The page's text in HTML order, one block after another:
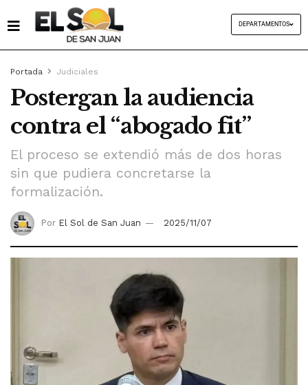
DEPARTAMENTOS
Portada Judiciales
Postergan la audiencia
contra el “abogado fit”
El proceso se extendió más de dos horas
sin que pudiera concretarse la
formalización.
Por El Sol de San Juan 2025/11/07